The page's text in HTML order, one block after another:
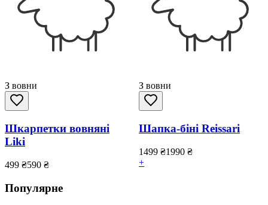
З вовни
Шкарпетки вовняні
Liki
499 ₴590 ₴
З вовни
Шапка-біні Reissari
1499 ₴1990 ₴
+
Популярне